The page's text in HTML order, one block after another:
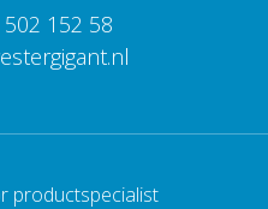
152 58
productspecialist